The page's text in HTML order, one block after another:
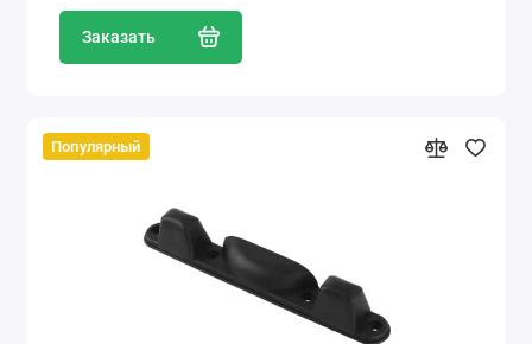
Заказать
Популярный